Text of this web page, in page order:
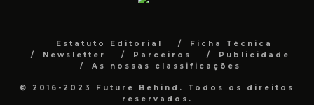
Estatuto Editorial
Ficha Técnica
Newsletter
Parceiros
Publicidade
As nossas classificações
© 2016-2023 Future Behind. Todos os direitos
reservados.